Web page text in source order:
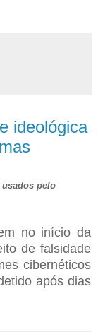
ideológica
pelo
no início da
de falsidade
cibernéticos
após dias